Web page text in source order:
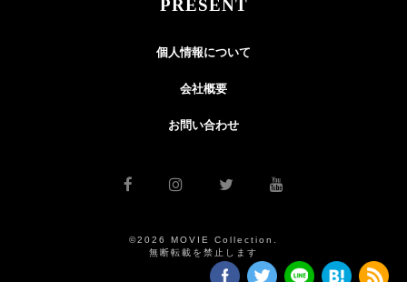
PRESENT
個人情報について
会社概要
お問い合わせ
©2026 MOVIE Collection.
無断転載を禁止します